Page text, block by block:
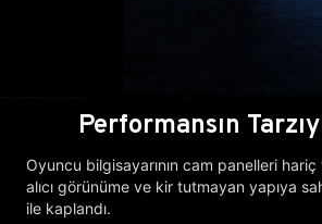
Performansın
Oyuncu bilgisayarının cam panelleri
alıcı görünüme ve kir tutmayan yapıya
ile kaplandı.